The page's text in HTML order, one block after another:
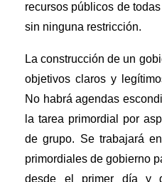
recursos públicos de
sin ninguna restricción.
La construcción de un
objetivos claros y
No habrá agendas
la tarea primordial por
de grupo. Se trabajará
primordiales de gobierno
desde el primer día y